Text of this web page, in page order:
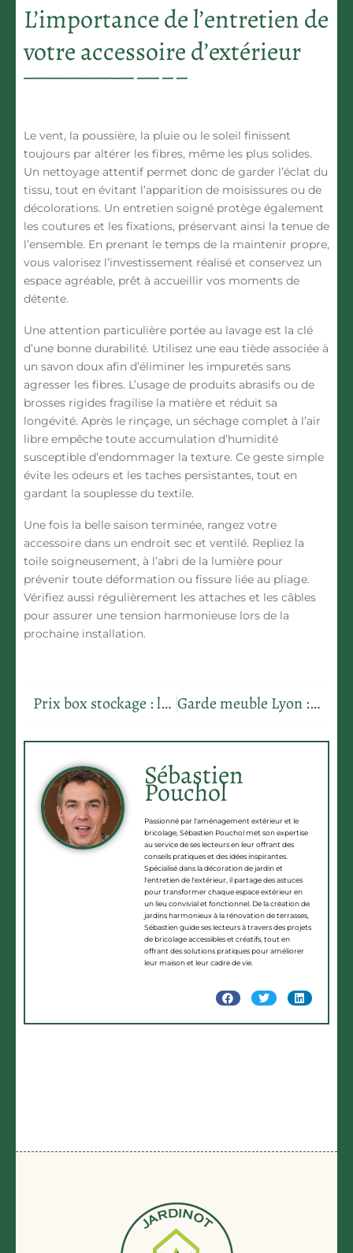
L’importance de l’entretien de
votre accessoire d’extérieur
Le vent, la poussière, la pluie ou le soleil finissent
toujours par altérer les fibres, même les plus solides.
Un nettoyage attentif permet donc de garder l’éclat du
tissu, tout en évitant l’apparition de moisissures ou de
décolorations. Un entretien soigné protège également
les coutures et les fixations, préservant ainsi la tenue de
l’ensemble. En prenant le temps de la maintenir propre,
vous valorisez l’investissement réalisé et conservez un
espace agréable, prêt à accueillir vos moments de
détente.
Une attention particulière portée au lavage est la clé
d’une bonne durabilité. Utilisez une eau tiède associée à
un savon doux afin d’éliminer les impuretés sans
agresser les fibres. L’usage de produits abrasifs ou de
brosses rigides fragilise la matière et réduit sa
longévité. Après le rinçage, un séchage complet à l’air
libre empêche toute accumulation d’humidité
susceptible d’endommager la texture. Ce geste simple
évite les odeurs et les taches persistantes, tout en
gardant la souplesse du textile.
Une fois la belle saison terminée, rangez votre
accessoire dans un endroit sec et ventilé. Repliez la
toile soigneusement, à l’abri de la lumière pour
prévenir toute déformation ou fissure liée au pliage.
Vérifiez aussi régulièrement les attaches et les câbles
pour assurer une tension harmonieuse lors de la
prochaine installation.
Prix box stockage : les 7 critères pour estimer le bon tarif Garde meuble Lyon : les 7 critères pour choisir la meilleure solution
Sébastien
Pouchol
Passionné par l'aménagement extérieur et le
bricolage, Sébastien Pouchol met son expertise
au service de ses lecteurs en leur offrant des
conseils pratiques et des idées inspirantes.
Spécialisé dans la décoration de jardin et
l'entretien de l'extérieur, il partage des astuces
pour transformer chaque espace extérieur en
un lieu convivial et fonctionnel. De la création de
jardins harmonieux à la rénovation de terrasses,
Sébastien guide ses lecteurs à travers des projets
de bricolage accessibles et créatifs, tout en
offrant des solutions pratiques pour améliorer
leur maison et leur cadre de vie.